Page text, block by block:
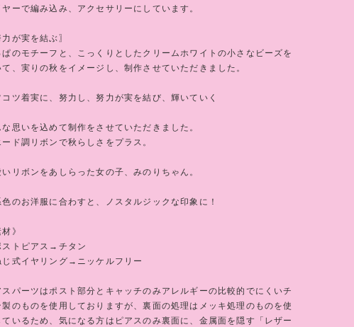
ヤーで編み込み、アクセサリーにしています。
力が実を結ぶ〗
ぱのモチーフと、こっくりとしたクリームホワイトの小さなビーズを
て、実りの秋をイメージし、制作させていただきました。
コツ着実に、努力し、努力が実を結び、輝いていく
な思いを込めて制作をさせていただきました。
ード調リボンで秋らしさをプラス。
いリボンをあしらった女の子、みのりちゃん。
色のお洋服に合わすと、ノスタルジックな印象に！
材》
ストピアス→チタン
じ式イヤリング→ニッケルフリー
スパーツはポスト部分とキャッチのみアレルギーの比較的でにくいチ
製のものを使用しておりますが、裏面の処理はメッキ処理のものを使
ているため、気になる方はピアスのみ裏面に、金属面を隠す「レザー